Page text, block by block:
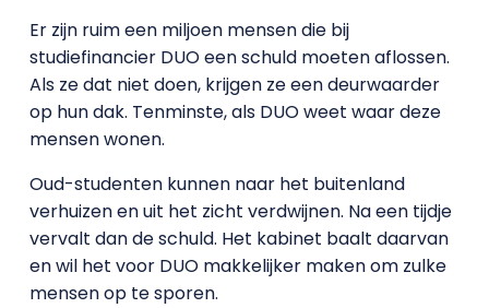
Er zijn ruim een miljoen mensen die bij
studiefinancier DUO een schuld moeten aflossen.
Als ze dat niet doen, krijgen ze een deurwaarder
op hun dak. Tenminste, als DUO weet waar deze
mensen wonen.
Oud-studenten kunnen naar het buitenland
verhuizen en uit het zicht verdwijnen. Na een tijdje
vervalt dan de schuld. Het kabinet baalt daarvan
en wil het voor DUO makkelijker maken om zulke
mensen op te sporen.